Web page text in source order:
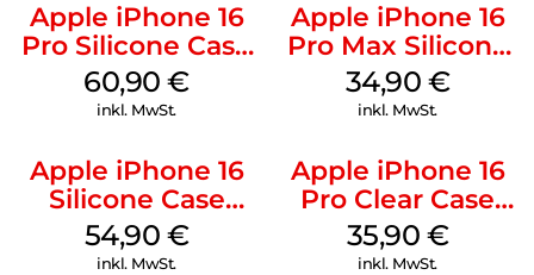
Apple iPhone 16
Pro Silicone Case
MagSafe Stone
Gray
60,90€
inkl. MwSt.
Apple iPhone 16
Pro Max Silicone
Case MagSafe
Denim
34,90 €
inkl. MwSt.
Apple iPhone 16
Silicone Case
MagSafe Lake
Green
54,90 €
inkl. MwSt.
Apple iPhone 16
Pro Clear Case
MagSafe
Transparent
35,90 €
inkl. MwSt.